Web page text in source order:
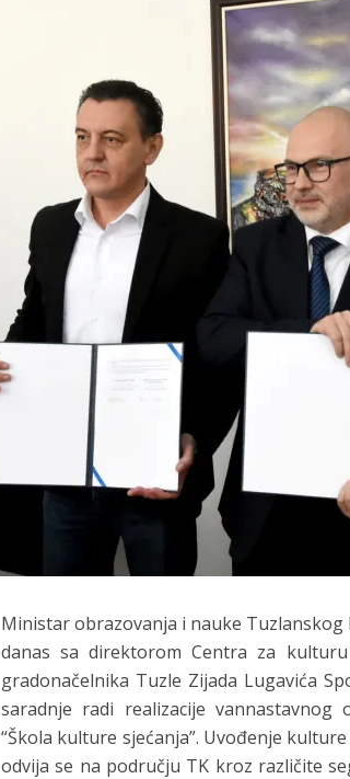
Ministar obrazovanja i nauke
danas sa direktorom Centra za
gradonačelnika Tuzle Zijada Lugavića
saradnje radi realizacije
“Škola kulture sjećanja”. Uvođenje
odvija se na području TK kroz različite